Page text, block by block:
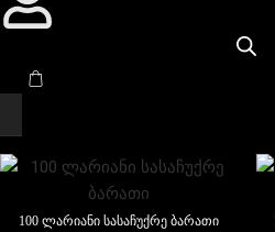
100 ლარიანი სასაჩუქრე ბარათი